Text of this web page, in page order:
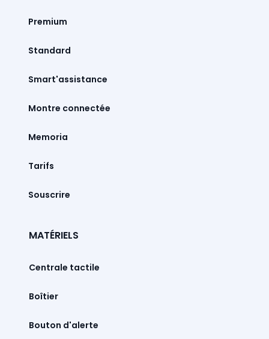
Premium
Standard
Smart'assistance
Montre connectée
Memoria
Tarifs
Souscrire
MATÉRIELS
Centrale tactile
Boîtier
Bouton d'alerte